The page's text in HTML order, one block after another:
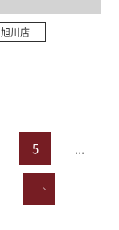
旭川店
5 ...
»